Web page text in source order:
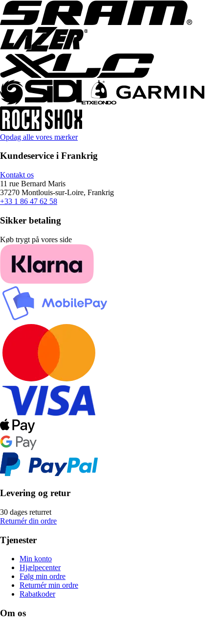
Opdag alle vores mærker
Kundeservice i Frankrig
Kontakt os
11 rue Bernard Maris
37270 Montlouis-sur-Loire, Frankrig
+33 1 86 47 62 58
Sikker betaling
Køb trygt på vores side
Levering og retur
30 dages returret
Returnér din ordre
Tjenester
Min konto
Hjælpecenter
Følg min ordre
Returnér min ordre
Rabatkoder
Om os